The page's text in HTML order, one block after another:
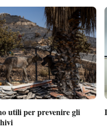
utili per prevenire gli